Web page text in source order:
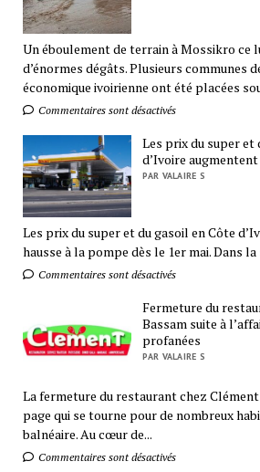
Un éboulement de terrain à Mossikro ce
d’énormes dégâts. Plusieurs communes
économique ivoirienne ont été placées
Commentaires sont désactivés
Les prix du super et
d’Ivoire
PAR VALAIRE S
Les prix du super et du gasoil en Côte
hausse à la pompe dès le 1er mai. Dans la
Commentaires sont désactivés
Fermeture du
Bassam suite à
profanées
PAR VALAIRE S
La fermeture du restaurant chez Clément
page qui se tourne pour de nombreux
balnéaire. Au cœur de...
Commentaires sont désactivés